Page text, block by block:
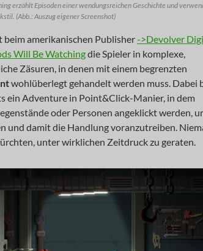
erzählt Episoden einer wendungsreichen Geschichte und
(Abb.: Auszug eigener Screenshot)
amerikanischen Publisher->Devolver
Will Be Watchingdie Spieler in komplexe,
Zäsuren, in denen mit einem begrenzten
wohlüberlegt gehandelt werden muss. Dabei
ein Adventure in Point&Click-Manier, in dem
oder Personen angeklickt werden,
und damit die Handlung voranzutreiben.
unter wirklichen Zeitdruck zu geraten.